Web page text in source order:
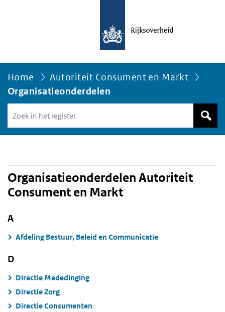
Home
Autoriteit Consument en Markt
Organisatieonderdelen
in
het
Avgregisterrijksoverheid.nl
Organisatieonderdelen Autoriteit
Consument en Markt
A
Afdeling Bestuur, Beleid en Communicatie
D
Directie Mededinging
Directie Zorg
Directie Consumenten